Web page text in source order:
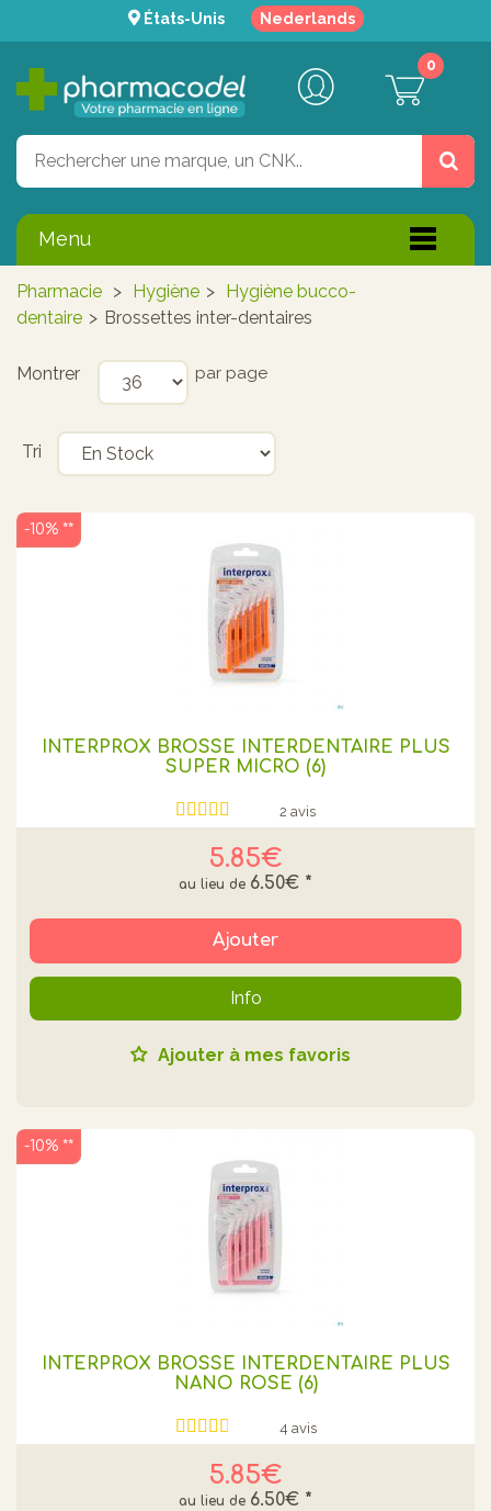
États-Unis Nederlands
0
Menu
Pharmacie > Hygiène > Hygiène bucco-
dentaire > Brossettes inter-dentaires
Montrer par page
Tri
INTERPROX BROSSE INTERDENTAIRE PLUS
SUPER MICRO (6)
2 avis
5.85€
6.50€ *
-10% **
Ajouter
Info
Ajouter à mes favoris
INTERPROX BROSSE INTERDENTAIRE PLUS
NANO ROSE (6)
4 avis
5.85€
6.50€ *
-10% **